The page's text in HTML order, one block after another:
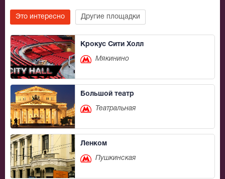
Это интересно Другие площадки
Крокус Сити Холл
Мякинино
Большой театр
Театральная
Ленком
Пушкинская